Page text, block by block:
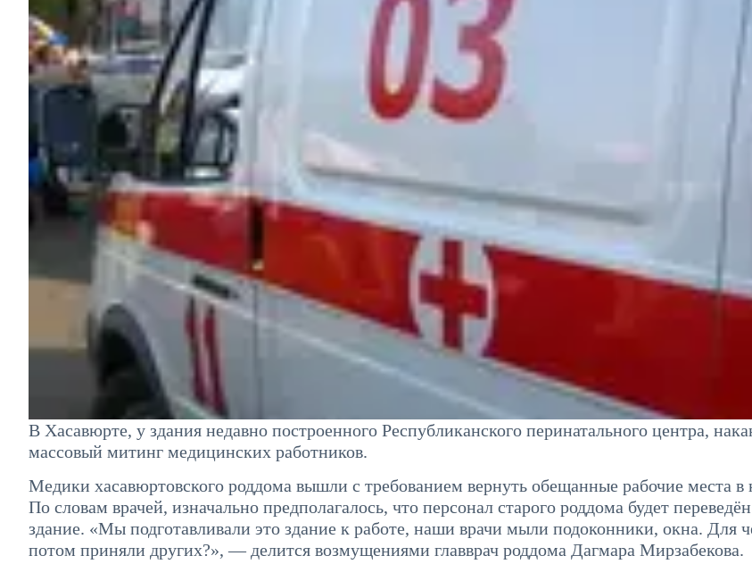
В Хасавюрте, у здания недавно построенного Республиканского перинатального центра,
массовый митинг медицинских работников.
Медики хасавюртовского роддома вышли с требованием вернуть обещанные рабочие места в
По словам врачей, изначально предполагалось, что персонал старого роддома будет
здание. «Мы подготавливали это здание к работе, наши врачи мыли подоконники, окна. Для
потом приняли других?», — делится возмущениями главврач роддома Дагмара Мирзабекова.